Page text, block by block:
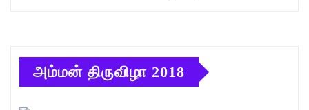
அம்மன் திருவிழா 2018